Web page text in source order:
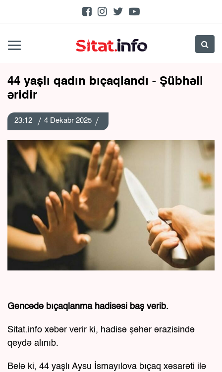
44 yaşlı qadın bıçaqlandı - Şübhəli
əridir
23:12 4 Dekabr 2025
Gəncədə bıçaqlanma hadisəsi baş verib.
Sitat.info xəbər verir ki, hadisə şəhər ərazisində
qeydə alınıb.
Belə ki, 44 yaşlı Aysu İsmayılova bıçaq xəsarəti ilə